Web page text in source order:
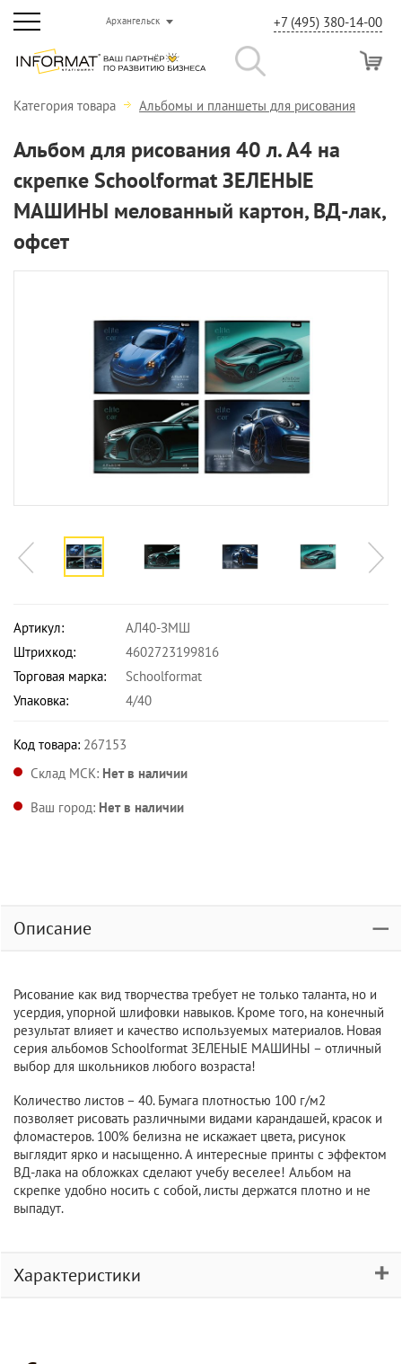
Архангельск +7 (495) 380-14-00
Категория товара Альбомы и планшеты для рисования
Альбом для рисования 40 л. А4 на
скрепке Schoolformat ЗЕЛЕНЫЕ
МАШИНЫ мелованный картон, ВД-лак,
офсет
Артикул:
АЛ40-ЗМШ
Штрихкод:
4602723199816
Торговая марка:
Schoolformat
Упаковка:
4/40
Код товара: 267153
Склад МСК: Нет в наличии
Ваш город: Нет в наличии
Описание
Рисование как вид творчества требует не только таланта, но и
усердия, упорной шлифовки навыков. Кроме того, на конечный
результат влияет и качество используемых материалов. Новая
серия альбомов Schoolformat ЗЕЛЕНЫЕ МАШИНЫ – отличный
выбор для школьников любого возраста!
Количество листов – 40. Бумага плотностью 100 г/м2
позволяет рисовать различными видами карандашей, красок и
фломастеров. 100% белизна не искажает цвета, рисунок
выглядит ярко и насыщенно. А интересные принты с эффектом
ВД-лака на обложках сделают учебу веселее! Альбом на
скрепке удобно носить с собой, листы держатся плотно и не
выпадут.
Характеристики